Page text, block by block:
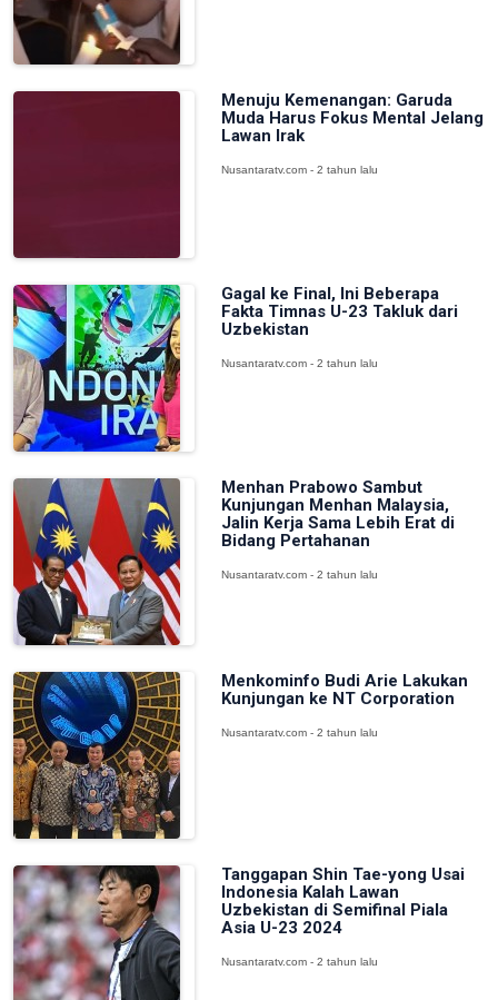
Menuju Kemenangan: Garuda
Muda Harus Fokus Mental Jelang
Lawan Irak
Nusantaratv.com - 2 tahun lalu
Gagal ke Final, Ini Beberapa
Fakta Timnas U-23 Takluk dari
Uzbekistan
Nusantaratv.com - 2 tahun lalu
Menhan Prabowo Sambut
Kunjungan Menhan Malaysia,
Jalin Kerja Sama Lebih Erat di
Bidang Pertahanan
Nusantaratv.com - 2 tahun lalu
Menkominfo Budi Arie Lakukan
Kunjungan ke NT Corporation
Nusantaratv.com - 2 tahun lalu
Tanggapan Shin Tae-yong Usai
Indonesia Kalah Lawan
Uzbekistan di Semifinal Piala
Asia U-23 2024
Nusantaratv.com - 2 tahun lalu